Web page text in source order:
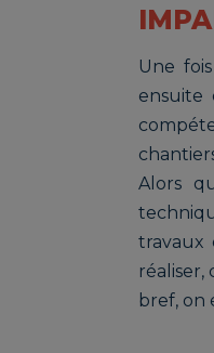
Une
ensuite
Alors
travaux
bref, on